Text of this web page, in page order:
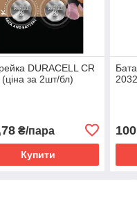
DURACELL CR
за 2шт/бл)
₴/пара
Купити